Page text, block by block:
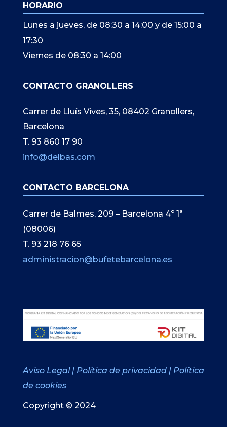
HORARIO
Lunes a jueves, de 08:30 a 14:00 y de 15:00 a
17:30
Viernes de 08:30 a 14:00
CONTACTO GRANOLLERS
Carrer de Lluís Vives, 35, 08402 Granollers,
Barcelona
T. 93 860 17 90
info@delbas.com
CONTACTO BARCELONA
Carrer de Balmes, 209 – Barcelona 4º 1ª
(08006)
T. 93 218 76 65
administracion@bufetebarcelona.es
Aviso Legal | Política de privacidad | Política
de cookies
Copyright © 2024